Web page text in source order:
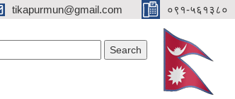
tikapurmun@gmail.com ०९१-५६१३८०